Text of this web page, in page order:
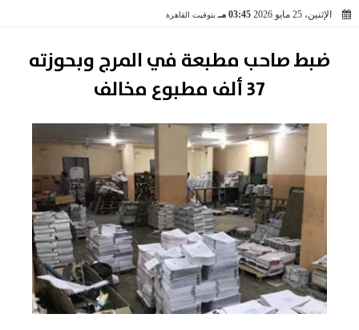
الإثنين، 25 مايو 2026
03:45 مـ بتوقيت القاهرة
ضبط صاحب مطبعة في المرج وبحوزته
37 ألف مطبوع مخالف